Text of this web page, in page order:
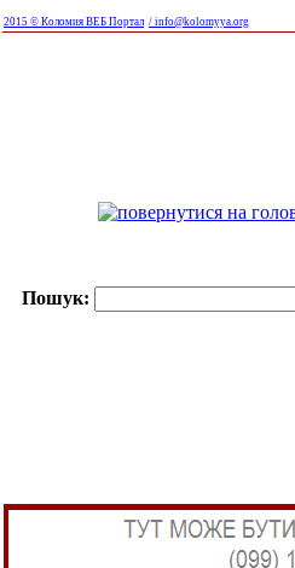
2015 © Коломия ВЕБ Портал / info@kolomyya.org
Пошук: